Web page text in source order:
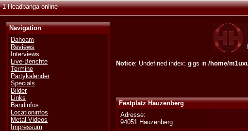
1 Headbänga online
Navigation
Dahoam
Reviews
Interviews
Live-Berichte
Termine
Partykalender
Specials
Bilder
Links
Bandinfos
Locationinfos
Metal-Videos
Impressum
Notice: Undefined index: gigs in/home/
Festplatz Hauzenberg
Adresse:
94051 Hauzenberg